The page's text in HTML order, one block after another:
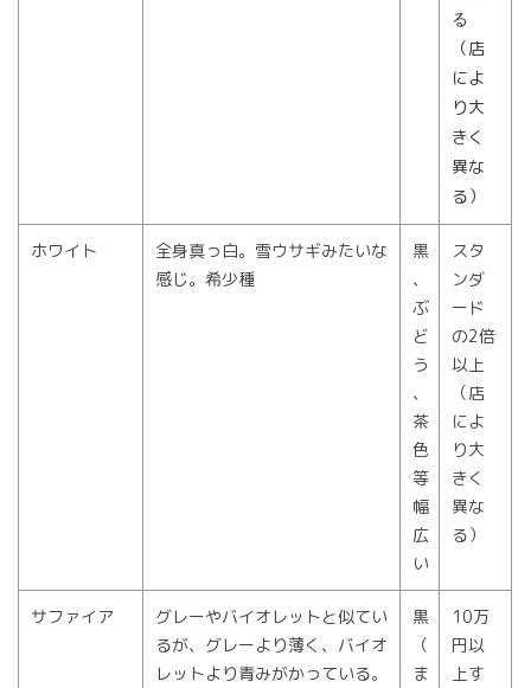
る
（店
によ
り大
きく
異な
る）
ホワイト
全身真っ白。雪ウサギみたいな
感じ。希少種
黒
、
ぶ
ど
う
、
茶
色
等
幅
広
い
スタ
ンダ
ード
の2倍
以上
（店
によ
り大
きく
異な
る）
サファイア
グレーやバイオレットと似てい
るが、グレーより薄く、バイオ
レットより青みがかっている。
黒
（
ま
10万
円以
上す